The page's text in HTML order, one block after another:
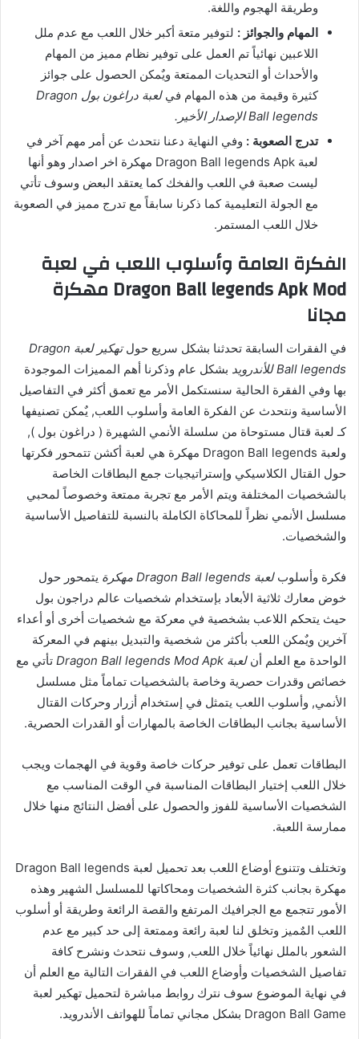
وطريقة الهجوم واللغة.
المهام والجوائز : لتوفير متعة أكبر خلال اللعب مع عدم ملل
اللاعبين نهائياً تم العمل على توفير نظام مميز من المهام
والأحداث أو التحديات الممتعة ويٌمكن الحصول على جوائز
كثيرة وقيمة من هذه المهام في
لعبة دراغون بول Dragon
Ball legends الإصدار الأخير.
تدرج الصعوبة : وفي النهاية دعنا نتحدث عن أمر مهم آخر في
لعبة Dragon Ball legends Apk مهكرة اخر اصدار وهو أنها
ليست صعبة في اللعب والفخك كما يعتقد البعض وسوف تأتي
مع الجولة التعليمية كما ذكرنا سابقاً مع تدرج مميز في الصعوبة
خلال اللعب المستمر.
الفكرة العامة وأسلوب اللعب في لعبة
Dragon Ball legends Apk Mod مهكرة
مجانا
في الفقرات السابقة تحدثنا بشكل سريع حول
تهكير لعبة Dragon
Ball legends للأندرويد
بشكل عام وذكرنا أهم المميزات الموجودة
بها وفي الفقرة الحالية سنستكمل الأمر مع تعمق أكثر في التفاصيل
الأساسية ونتحدث عن الفكرة العامة وأسلوب اللعب, يٌمكن تصنيفها
كـ لعبة قتال مستوحاة من سلسلة الأنمي الشهيرة ( دراغون بول ),
ولعبة Dragon Ball legends مهكرة هي لعبة أكشن تتمحور فكرتها
حول القتال الكلاسيكي وإستراتيجيات جمع البطاقات الخاصة
بالشخصيات المختلفة ويتم الأمر مع تجربة ممتعة وخصوصاً لمحبي
مسلسل الأنمي نظراً للمحاكاة الكاملة بالنسبة للتفاصيل الأساسية
والشخصيات.
فكرة وأسلوبلعبة Dragon Ball legends مهكرة
يتمحور حول
خوض معارك ثلاثية الأبعاد بإستخدام شخصيات عالم دراجون بول
حيث يتحكم اللاعب بشخصية في معركة مع شخصيات أخرى أو أعداء
آخرين ويٌمكن اللعب بأكثر من شخصية والتبديل بينهم في المعركة
الواحدة مع العلم أنلعبة Dragon Ball legends Mod Apk
تأتي مع
خصائص وقدرات حصرية وخاصة بالشخصيات تماماً مثل مسلسل
الأنمي, وأسلوب اللعب يتمثل في إستخدام أزرار وحركات القتال
الأساسية بجانب البطاقات الخاصة بالمهارات أو القدرات الحصرية.
البطاقات تعمل على توفير حركات خاصة وقوية في الهجمات ويجب
خلال اللعب إختيار البطاقات المناسبة في الوقت المناسب مع
الشخصيات الأساسية للفوز والحصول على أفضل النتائج منها خلال
ممارسة اللعبة.
وتختلف وتتنوع أوضاع اللعب بعد تحميل لعبة Dragon Ball legends
مهكرة بجانب كثرة الشخصيات ومحاكاتها للمسلسل الشهير وهذه
الأمور تتجمع مع الجرافيك المرتفع والقصة الرائعة وطريقة أو أسلوب
اللعب المٌميز وتخلق لنا لعبة رائعة وممتعة إلى حد كبير مع عدم
الشعور بالملل نهائياً خلال اللعب, وسوف نتحدث ونشرح كافة
تفاصيل الشخصيات وأوضاع اللعب في الفقرات التالية مع العلم أن
في نهاية الموضوع سوف نترك روابط مباشرة لتحميل تهكير لعبة
Dragon Ball Game بشكل مجاني تماماً للهواتف الأندرويد.